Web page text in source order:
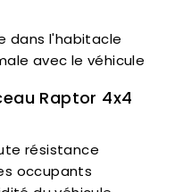
dans l'habitacle
avec le véhicule
Raptor 4x4
résistance
occupants